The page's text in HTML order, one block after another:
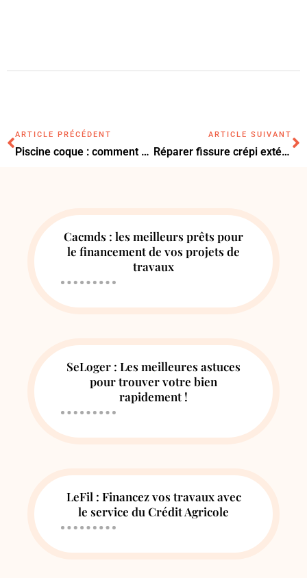
ARTICLE PRÉCÉDENT
Piscine coque : comment choisir le bon modèle pour son jardin
ARTICLE SUIVANT
Réparer fissure crépi extérieur : les étapes pour une façade impeccable
Cacmds : les meilleurs prêts pour
le financement de vos projets de
travaux
SeLoger : Les meilleures astuces
pour trouver votre bien
rapidement !
LeFil : Financez vos travaux avec
le service du Crédit Agricole